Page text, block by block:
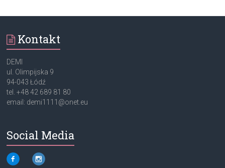
Kontakt
DEMI
ul. Olimpijska 9
94-043 Łódź
tel. +48 42 689 81 80
email: demi1111@onet.eu
Social Media